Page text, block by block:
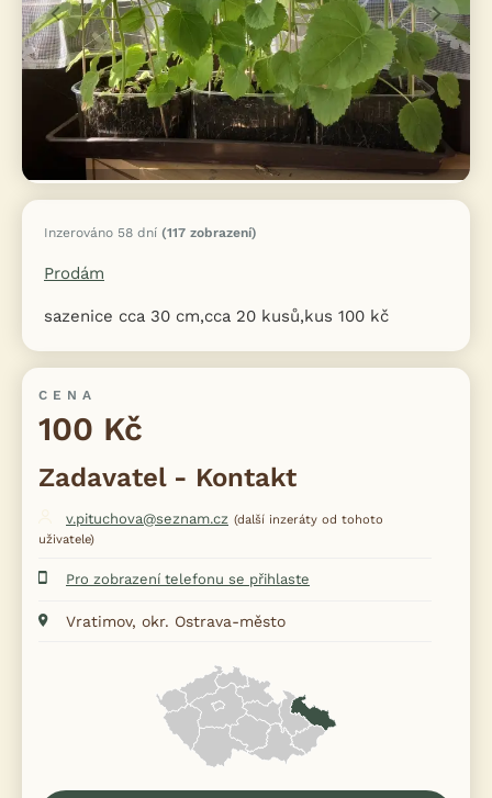
Inzerováno 58 dní (117 zobrazení)
Prodám
sazenice cca 30 cm,cca 20 kusů,kus 100 kč
CENA
100 Kč
Zadavatel - Kontakt
v.pituchova@seznam.cz (další inzeráty od tohoto
uživatele)
Pro zobrazení telefonu se přihlaste
Vratimov, okr. Ostrava-město